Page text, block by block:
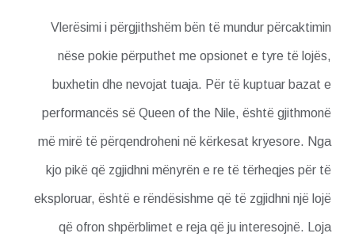
Vlerësimi i përgjithshëm bën të mundur përcaktimin
nëse pokie përputhet me opsionet e tyre të lojës,
buxhetin dhe nevojat tuaja. Për të kuptuar bazat e
performancës së Queen of the Nile, është gjithmonë
më mirë të përqendroheni në kërkesat kryesore. Nga
kjo pikë që zgjidhni mënyrën e re të tërheqjes për të
eksploruar, është e rëndësishme që të zgjidhni një lojë
që ofron shpërblimet e reja që ju interesojnë. Loja